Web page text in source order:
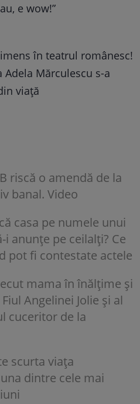
e wow!”
în teatrul românesc!
Adela Mărculescu s-a
viață
riscă o amendă de la
banal. Video
casa pe numele unui
anunțe pe ceilalți? Ce
pot fi contestate actele
mama în înălțime și
Angelinei Jolie și al
cuceritor de la
scurta viața
dintre cele mai